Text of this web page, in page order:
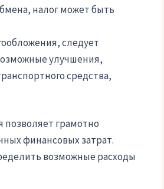
налог может быть
следует
улучшения,
средства,
позволяет грамотно
финансовых затрат.
возможные расходы